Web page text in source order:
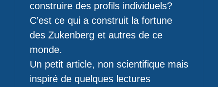
construire des profils individuels?
C’est ce qui a construit la fortune
des Zukenberg et autres de ce
monde.
Un petit article, non scientifique mais
inspiré de quelques lectures